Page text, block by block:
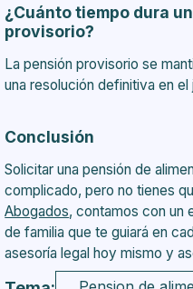
¿Cuánto tiempo dura
provisorio?
La pensión provisorio se
una resolución definitiva en el
Conclusión
Solicitar una pensión de
complicado, pero no tienes
Abogados, contamos con un
de familia que te guiará en
asesoría legal hoy mismo y